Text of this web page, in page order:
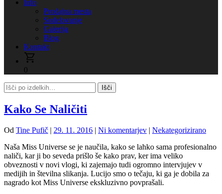
Info
Prodajna mesta
Sodelovanje
Galerija
Blog
Kontakt
0
Kako Se Naličiti
Od Tine Pufič | 29. 11. 2016 | Ni komentarjev | Nekategorizirano
Naša Miss Universe se je naučila, kako se lahko sama profesionalno
naliči, kar ji bo seveda prišlo še kako prav, ker ima veliko
obveznosti v novi vlogi, ki zajemajo tudi ogromno intervjujev v
medijih in številna slikanja. Lucijo smo o tečaju, ki ga je dobila za
nagrado kot Miss Universe ekskluzivno povprašali.